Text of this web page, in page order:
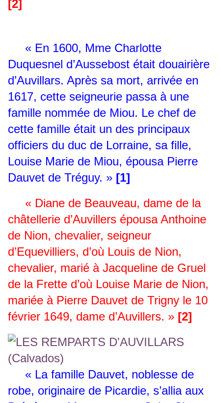
[2]
« En 1600, Mme Charlotte
Duquesnel d’Aussebost était douairière
d’Auvillars. Après sa mort, arrivée en
1617, cette seigneurie passa à une
famille nommée de Miou. Le chef de
cette famille était un des principaux
officiers du duc de Lorraine, sa fille,
Louise Marie de Miou, épousa Pierre
Dauvet de Tréguy. » [1]
« Diane de Beauveau, dame de la
châtellerie d’Auvillers épousa Anthoine
de Nion, chevalier, seigneur
d’Equevilliers, d’où Louis de Nion,
chevalier, marié à Jacqueline de Gruel
de la Frette d’où Louise Marie de Nion,
mariée à Pierre Dauvet de Trigny le 10
février 1649, dame d’Auvillers. » [2]
« La famille Dauvet, noblesse de
robe, originaire de Picardie, s’allia aux